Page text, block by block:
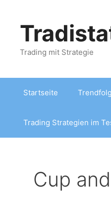
springen
Trading mit Strategie
Startseite
Trading Strategien im
Cup